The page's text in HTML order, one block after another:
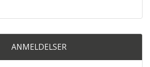
ANMELDELSER